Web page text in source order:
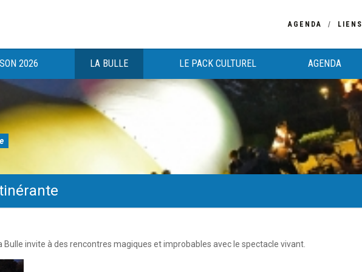
AGENDA LIENS
2026 LA BULLE LE PACK CULTUREL AGENDA
au bénéfice des haut-saônois depuis 1983.
Bulle invite à des rencontres magiques et improbables avec le spectacle vivant.